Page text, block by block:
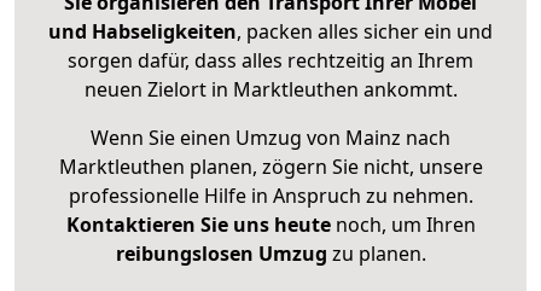
und Habseligkeiten, packen alles sicher ein und
sorgen dafür, dass alles rechtzeitig an Ihrem
neuen Zielort in Marktleuthen ankommt.
Wenn Sie einen Umzug von Mainz nach
Marktleuthen planen, zögern Sie nicht, unsere
professionelle Hilfe in Anspruch zu nehmen.
Kontaktieren Sie uns heutenoch, um Ihren
reibungslosen Umzug zu planen.